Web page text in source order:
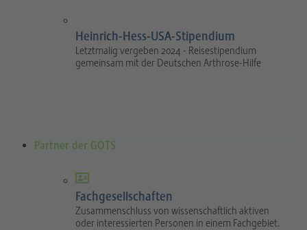
Heinrich-Hess-USA-Stipendium
Letztmalig vergeben 2024 - Reisestipendium
gemeinsam mit der Deutschen Arthrose-Hilfe
Partner der GOTS
Fachgesellschaften
Zusammenschluss von wissenschaftlich aktiven
oder interessierten Personen in einem Fachgebiet.